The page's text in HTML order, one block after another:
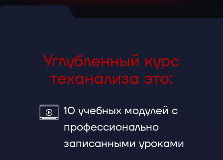
Углубленный курс
теханализа это:
10 учебных модулей с
профессионально
записанными уроками